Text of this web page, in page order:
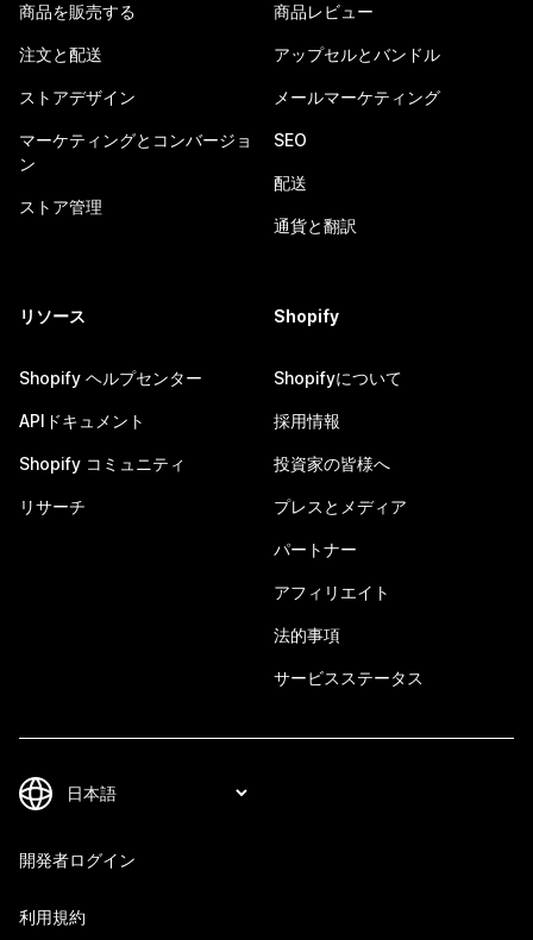
商品を販売する
注文と配送
ストアデザイン
マーケティングとコンバージョ
ン
ストア管理
商品レビュー
アップセルとバンドル
メールマーケティング
SEO
配送
通貨と翻訳
リソース
Shopify ヘルプセンター
APIドキュメント
Shopify コミュニティ
リサーチ
Shopify
Shopifyについて
採用情報
投資家の皆様へ
プレスとメディア
パートナー
アフィリエイト
法的事項
サービスステータス
開発者ログイン
利用規約